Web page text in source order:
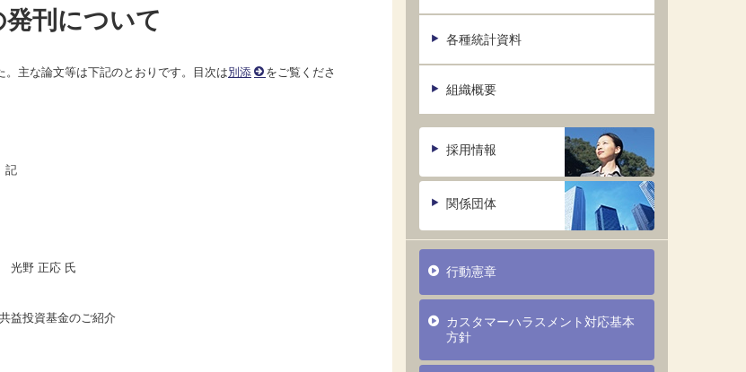
刊について
主な論文等は下記のとおりです。目次は別添
をご覧くださ
記
光野 正応 氏
益投資基金のご紹介
各種統計資料
組織概要
採用情報
関係団体
行動憲章
カスタマーハラスメント対応基本
方針